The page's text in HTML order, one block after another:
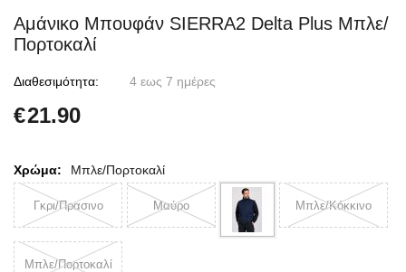
Αμάνικο Μπουφάν SIERRA2 Delta Plus Μπλε/
Πορτοκαλί
Διαθεσιμότητα: 4 εως 7 ημέρες
€21.90
Χρώμα: Μπλε/Πορτοκαλί
Γκρι/Πρασινο Μαύρο Μπλε/Κόκκινο
Μπλε/Πορτοκαλί